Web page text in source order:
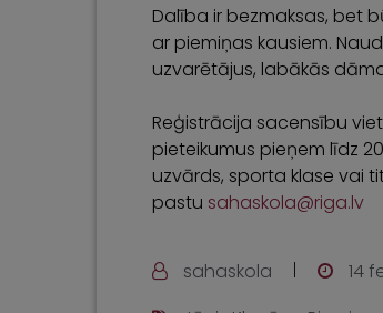
Dalība ir bezmaksas, bet
ar piemiņas kausiem.
uzvarētājus, labākās
Reģistrācija sacensību
pieteikumus pieņem līdz
uzvārds, sporta klase vai
pastu sahaskola@riga.lv
sahaskola
14